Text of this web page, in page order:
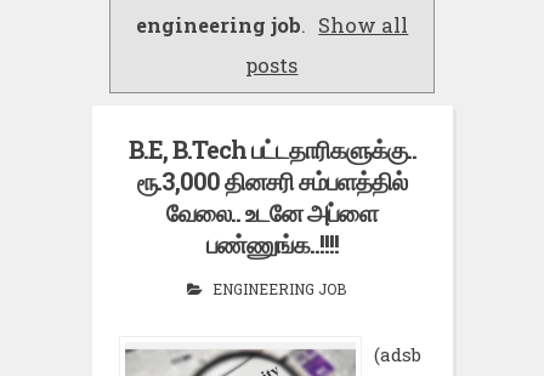
engineering job. Show all
posts
B.E, B.Tech பட்டதாரிகளுக்கு..
ரூ.3,000 தினசரி சம்பளத்தில்
வேலை.. உடனே அப்ளை
பண்ணுங்க..!!!!
ENGINEERING JOB
(adsb